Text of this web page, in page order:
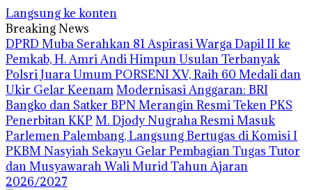
Langsung ke konten
Breaking News
DPRD Muba Serahkan 81 Aspirasi Warga Dapil II ke
Pemkab, H. Amri Andi Himpun Usulan Terbanyak
Polsri Juara Umum PORSENI XV, Raih 60 Medali dan
Ukir Gelar KeenamModernisasi Anggaran: BRI
Bangko dan Satker BPN Merangin Resmi Teken PKS
Penerbitan KKP M. Djody Nugraha Resmi Masuk
Parlemen Palembang, Langsung Bertugas di Komisi I
PKBM Nasyiah Sekayu Gelar Pembagian Tugas Tutor
dan Musyawarah Wali Murid Tahun Ajaran
2026/2027